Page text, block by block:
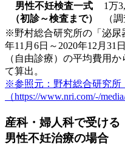
男性不妊検査一式
（初診～検査まで）
1万
（
※野村総合研究所の「泌尿
年11月6日～2020年12月31
（自由診療）の平均費用
て算出。
※参照元：野村総合研究所
（https://www.nri.com/-/
産科・婦人科で受ける
男性不妊治療の場合